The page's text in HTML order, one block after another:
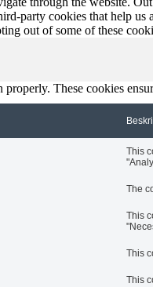
party cookies that help
out of some of these
These cookies
This
The
This
This
This